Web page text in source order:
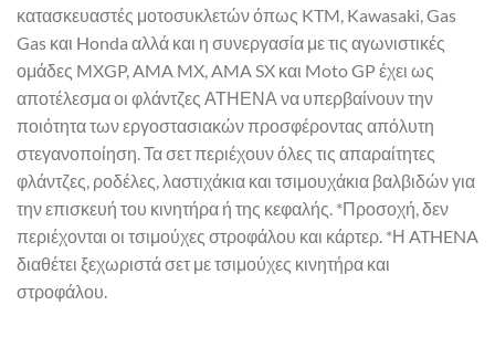
κατασκευαστές μοτοσυκλετών όπως KTM, Kawasaki, Gas
Gas και Honda αλλά και η συνεργασία με τις αγωνιστικές
ομάδες MXGP, AMA MX, AMA SX και Moto GP έχει ως
αποτέλεσμα οι φλάντζες ΑΤΗΕΝΑ να υπερβαίνουν την
ποιότητα των εργοστασιακών προσφέροντας απόλυτη
στεγανοποίηση. Τα σετ περιέχουν όλες τις απαραίτητες
φλάντζες, ροδέλες, λαστιχάκια και τσιμουχάκια βαλβιδών για
την επισκευή του κινητήρα ή της κεφαλής. *Προσοχή, δεν
περιέχονται οι τσιμούχες στροφάλου και κάρτερ. *Η ATHENA
διαθέτει ξεχωριστά σετ με τσιμούχες κινητήρα και
στροφάλου.